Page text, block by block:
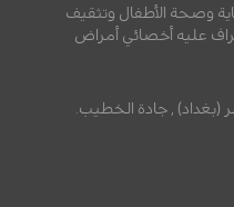
وصحة الأطفال وتثقيف
عليه أخصائي أمراض
, جادة الخطيب.